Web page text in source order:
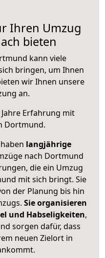
Ihren Umzug
bieten
kann viele
bringen, um Ihnen
wir Ihnen unsere
an.
Erfahrung mit
Dortmund.
langjährige
nach Dortmund
die ein Umzug
mit sich bringt. Sie
der Planung bis hin
Sie organisieren
und Habseligkeiten,
sorgen dafür, dass
neuen Zielort in